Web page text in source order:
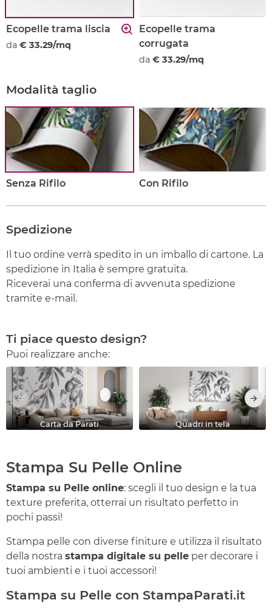
Ecopelle trama liscia
da € 33.29/mq
Ecopelle trama
corrugata
da € 33.29/mq
Modalità taglio
Senza Rifilo Con Rifilo
Spedizione
Il tuo ordine verrà spedito in un imballo di cartone. La
spedizione in Italia è sempre gratuita.
Riceverai una conferma di avvenuta spedizione
tramite e-mail.
Ti piace questo design?
Puoi realizzare anche:
Carta da Parati Quadri in tela
Stampa Su Pelle Online
Stampa su Pelle online: scegli il tuo design e la tua
texture preferita, otterrai un risultato perfetto in
pochi passi!
Stampa pelle con diverse finiture e utilizza il risultato
della nostra stampa digitale su pelle per decorare i
tuoi ambienti e i tuoi accessori!
Stampa su Pelle con StampaParati.it